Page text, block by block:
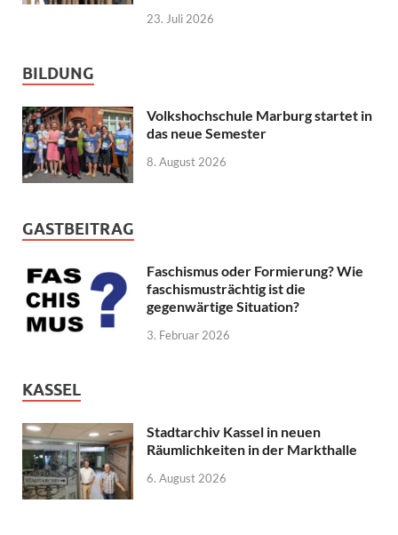
23. Juli 2026
BILDUNG
Volkshochschule Marburg startet in
das neue Semester
8. August 2026
GASTBEITRAG
Faschismus oder Formierung? Wie
faschismusträchtig ist die
gegenwärtige Situation?
3. Februar 2026
KASSEL
Stadtarchiv Kassel in neuen
Räumlichkeiten in der Markthalle
6. August 2026